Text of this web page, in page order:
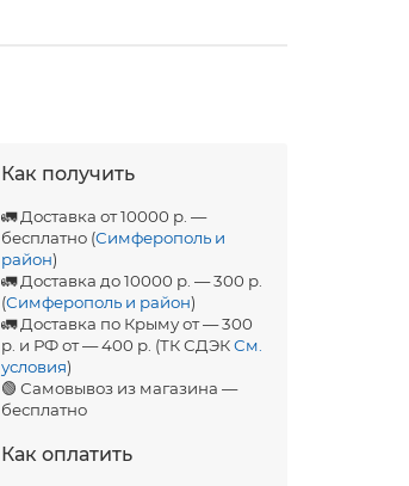
Как получить
🚛 Доставка от 10000 р. —
бесплатно (Симферополь и
район)
🚛 Доставка до 10000 р. — 300 р.
(Симферополь и район)
🚛 Доставка по Крыму от — 300
р. и РФ от — 400 р. (ТК СДЭКСм.
условия)
🟢 Самовывоз из магазина —
бесплатно
Как оплатить